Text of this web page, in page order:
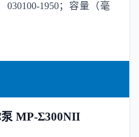
030100-1950；容量（毫
MP-Σ300NII